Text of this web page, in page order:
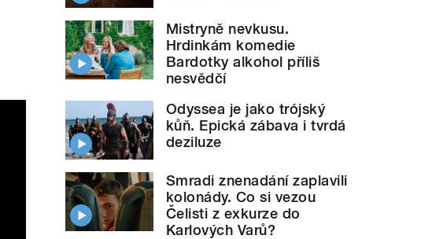
Mistryně nevkusu.
Hrdinkám komedie
Bardotky alkohol příliš
nesvědčí
Odyssea je jako trójský
kůň. Epická zábava i tvrdá
deziluze
Smradi znenadání zaplavili
kolonády. Co si vezou
Čelisti z exkurze do
Karlových Varů?